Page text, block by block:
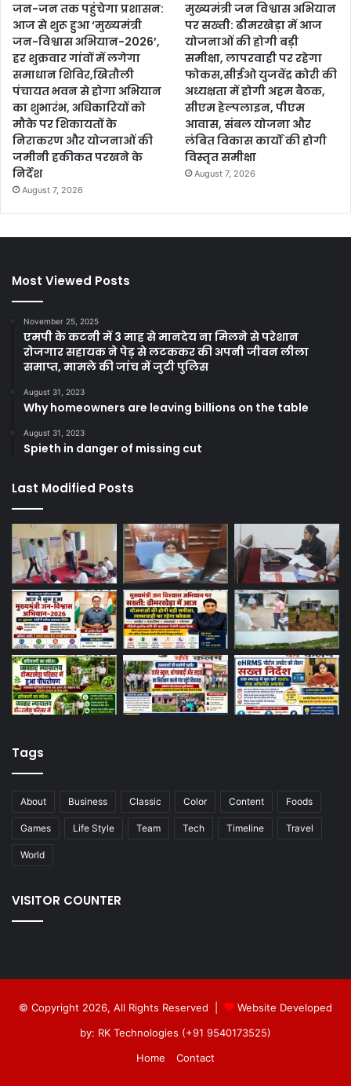
जन-जन तक पहुंचेगा प्रशासन:
आज से शुरू हुआ ‘मुख्यमंत्री
जन-विश्वास अभियान-2026’,
हर शुक्रवार गांवों में लगेगा
समाधान शिविर,खितौली
पंचायत भवन से होगा अभियान
का शुभारंभ, अधिकारियों को
मौके पर शिकायतों के
निराकरण और योजनाओं की
जमीनी हकीकत परखने के
निर्देश
August 7, 2026
मुख्यमंत्री जन विश्वास अभियान
पर सख्ती: ढीमरखेड़ा में आज
योजनाओं की होगी बड़ी
समीक्षा, लापरवाही पर रहेगा
फोकस,सीईओ युजवेंद्र कोरी की
अध्यक्षता में होगी अहम बैठक,
सीएम हेल्पलाइन, पीएम
आवास, संबल योजना और
लंबित विकास कार्यों की होगी
विस्तृत समीक्षा
August 7, 2026
Most Viewed Posts
November 25, 2025
एमपी के कटनी में 3 माह से मानदेय ना मिलने से परेशान
रोजगार सहायक ने पेड़ से लटककर की अपनी जीवन लीला
समाप्त, मामले की जांच में जुटी पुलिस
August 31, 2023
Why homeowners are leaving billions on the table
August 31, 2023
Spieth in danger of missing cut
Last Modified Posts
Tags
About Business Classic Color Content Foods
Games Life Style Team Tech Timeline Travel
World
VISITOR COUNTER
© Copyright 2026, All Rights Reserved |
Website Developed
by: RK Technologies (+91 9540173525)
Home
Contact